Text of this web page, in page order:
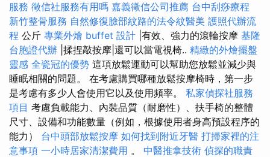
服務 徵信社服務有用嗎 嘉義徵信公司推薦 台中刮痧療程
新竹整骨服務 自然修復臉部紋路的法令紋醫美 護照代辦流
程 公斤 專業外燴 buffet 設計 |有效、強力的滾輪按摩 基隆
台胞證代辦 |揉捏敲按摩|還可以當電視椅.. 精緻的外燴擺盤
靈感 全瓷冠的優勢 這項放鬆運動可以幫助您放鬆並減少與
睡眠相關的問題。 在考慮購買哪種放鬆按摩椅時，第一步
是考慮有多少人會使用它以及使用頻率。 私家偵探社服務
項目 考慮負載能力、內裝品質（耐磨性）、扶手椅的整體
尺寸、設備和功能數量（例如，根據使用者身高預設程序的
能力） 台中頭部放鬆按摩 如何找到附近牙醫 打掃家裡的注
意事項 一小時居家清潔費用 。 中醫推拿技術 偵探的職責